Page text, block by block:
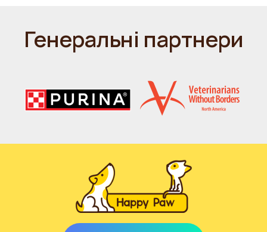
Генеральні партнери